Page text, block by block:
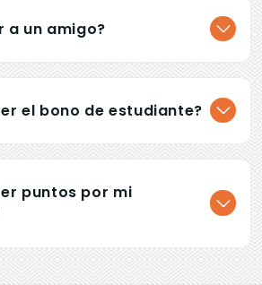
a un amigo?
el bono de estudiante?
puntos por mi